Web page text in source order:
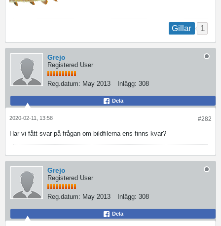
Gillar 1
Grejo
Registered User
Reg.datum: May 2013 Inlägg: 308
Dela
#282
2020-02-11, 13:58
Har vi fått svar på frågan om bildfilerna ens finns kvar?
Grejo
Registered User
Reg.datum: May 2013 Inlägg: 308
Dela